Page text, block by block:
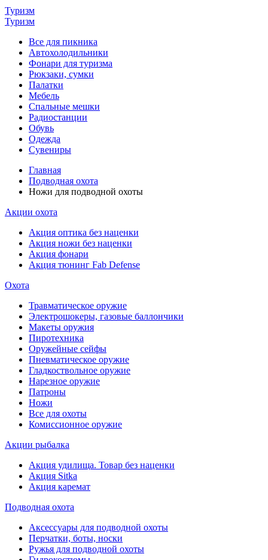
Туризм
Туризм
Все для пикника
Автохолодильники
Фонари для туризма
Рюкзаки, сумки
Палатки
Мебель
Спальные мешки
Радиостанции
Обувь
Одежда
Сувениры
Главная
Подводная охота
Ножи для подводной охоты
Акции охота
Акция оптика без наценки
Акция ножи без наценки
Акция фонари
Акция тюнинг Fab Defense
Охота
Травматическое оружие
Электрошокеры, газовые баллончики
Макеты оружия
Пиротехника
Оружейные сейфы
Пневматическое оружие
Гладкоствольное оружие
Нарезное оружие
Патроны
Ножи
Все для охоты
Комиссионное оружие
Акции рыбалка
Акция удилища. Товар без наценки
Акция Sitka
Акция каремат
Подводная охота
Аксессуары для подводной охоты
Перчатки, боты, носки
Ружья для подводной охоты